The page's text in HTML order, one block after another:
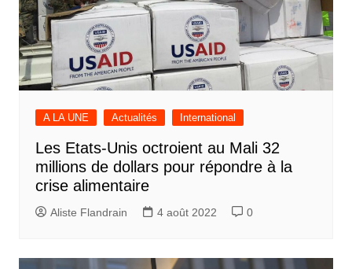
A LA UNE Actualités International
Les Etats-Unis octroient au Mali 32
millions de dollars pour répondre à la
crise alimentaire
Aliste Flandrain 4 août 2022 0